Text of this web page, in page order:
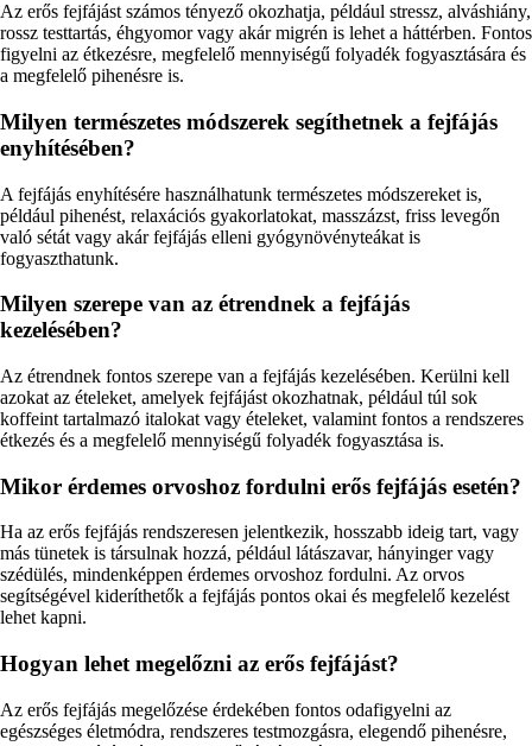
Az erős fejfájást számos tényező okozhatja, például stressz, alváshiány,
rossz testtartás, éhgyomor vagy akár migrén is lehet a háttérben. Fontos
figyelni az étkezésre, megfelelő mennyiségű folyadék fogyasztására és
a megfelelő pihenésre is.
Milyen természetes módszerek segíthetnek a fejfájás
enyhítésében?
A fejfájás enyhítésére használhatunk természetes módszereket is,
például pihenést, relaxációs gyakorlatokat, masszázst, friss levegőn
való sétát vagy akár fejfájás elleni gyógynövényteákat is
fogyaszthatunk.
Milyen szerepe van az étrendnek a fejfájás
kezelésében?
Az étrendnek fontos szerepe van a fejfájás kezelésében. Kerülni kell
azokat az ételeket, amelyek fejfájást okozhatnak, például túl sok
koffeint tartalmazó italokat vagy ételeket, valamint fontos a rendszeres
étkezés és a megfelelő mennyiségű folyadék fogyasztása is.
Mikor érdemes orvoshoz fordulni erős fejfájás esetén?
Ha az erős fejfájás rendszeresen jelentkezik, hosszabb ideig tart, vagy
más tünetek is társulnak hozzá, például látászavar, hányinger vagy
szédülés, mindenképpen érdemes orvoshoz fordulni. Az orvos
segítségével kideríthetők a fejfájás pontos okai és megfelelő kezelést
lehet kapni.
Hogyan lehet megelőzni az erős fejfájást?
Az erős fejfájás megelőzése érdekében fontos odafigyelni az
egészséges életmódra, rendszeres testmozgásra, elegendő pihenésre,